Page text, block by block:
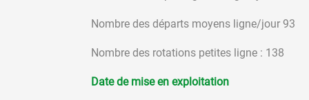
Nombre des départs moyens ligne/jour 93
Nombre des rotations petites ligne : 138
Date de mise en exploitation